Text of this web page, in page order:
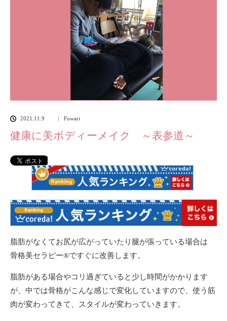
2021.11.9 Fuwari
健康に美ボディーメイク ～表参道～
脂肪がなくてお尻が広がっていたり腿が張っている場合は
骨格美セラピー®︎ですぐに改善します。
脂肪がある場合やコリ過ぎていると少し時間がかかります
が、中では骨格がこんな感じで変化していますので、使う筋
肉が変わってきて、スタイルが変わっていきます。